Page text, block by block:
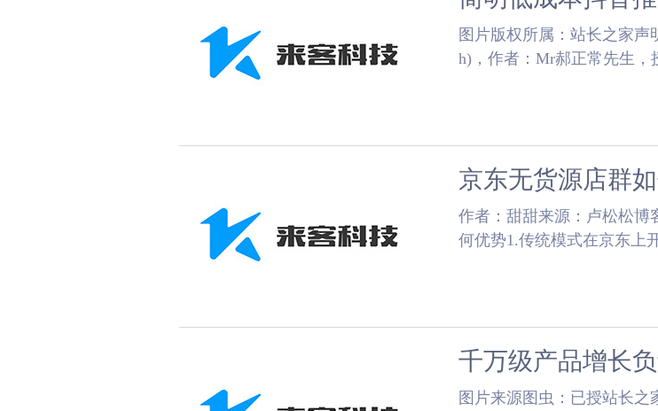
图片版权所属：站长之家声
h)，作者：Mr郝正常先生，
京东无货源店群
作者：甜甜来源：卢松松博
何优势1.传统模式在京东上
图片来源图虫：已授站长